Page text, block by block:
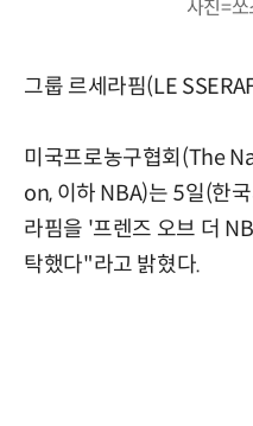
사진=
그룹 르세라핌(LE
미국프로농구협회(The
on, 이하 NBA)는 5일(한
라핌을 '프렌즈 오브 더
탁했다"라고 밝혔다.